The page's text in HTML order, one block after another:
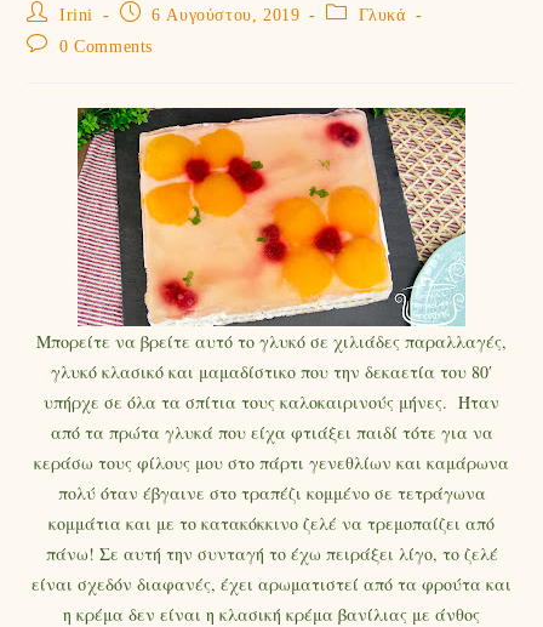
Irini 6 Αυγούστου, 2019
Γλυκά
0 Comments
Μπορείτε να βρείτε αυτό το γλυκό σε χιλιάδες παραλλαγές,
γλυκό κλασικό και μαμαδίστικο που την δεκαετία του 80′
υπήρχε σε όλα τα σπίτια τους καλοκαιρινούς μήνες. Ήταν
από τα πρώτα γλυκά που είχα φτιάξει παιδί τότε για να
κεράσω τους φίλους μου στο πάρτι γενεθλίων και καμάρωνα
πολύ όταν έβγαινε στο τραπέζι κομμένο σε τετράγωνα
κομμάτια και με το κατακόκκινο ζελέ να τρεμοπαίζει από
πάνω! Σε αυτή την συνταγή το έχω πειράξει λίγο, το ζελέ
είναι σχεδόν διαφανές, έχει αρωματιστεί από τα φρούτα και
η κρέμα δεν είναι η κλασική κρέμα βανίλιας με άνθος